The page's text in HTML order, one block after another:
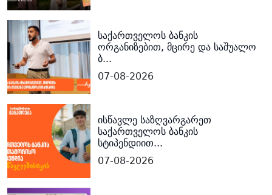
საქართველოს ბანკის
ორგანიზებით, მცირე და საშუალო
ბ...
07-08-2026
ისწავლე საზღვარგარეთ
საქართველოს ბანკის
სტიპენდიით...
07-08-2026